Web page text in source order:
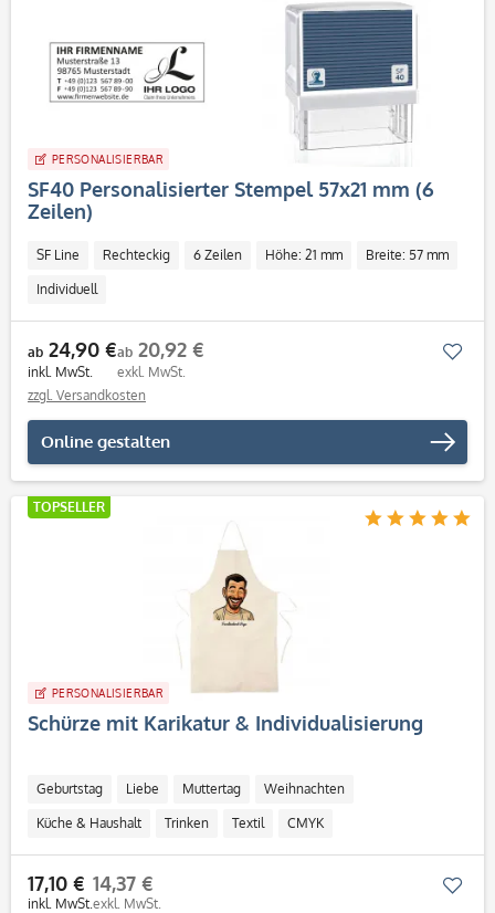
PERSONALISIERBAR
SF40 Personalisierter Stempel 57x21 mm (6
Zeilen)
SF Line Rechteckig 6 Zeilen Höhe: 21 mm Breite: 57 mm
Individuell
ab 24,90 €
inkl. MwSt.
ab 20,92 €
exkl. MwSt.
zzgl. Versandkosten
Online gestalten
TOPSELLER
PERSONALISIERBAR
Schürze mit Karikatur & Individualisierung
Geburtstag Liebe Muttertag Weihnachten
Küche & Haushalt Trinken Textil CMYK
Personalisierbar / Onlinegestaltung
17,10 €
inkl. MwSt.
14,37 €
exkl. MwSt.